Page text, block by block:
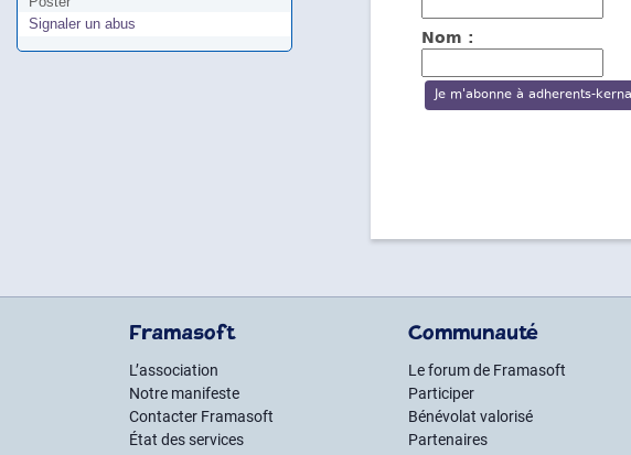
Signaler un abus
Nom :
Framasoft
L’association
Notre manifeste
Contacter Framasoft
État des services
Communauté
Le forum de Framasoft
Participer
Bénévolat valorisé
Partenaires